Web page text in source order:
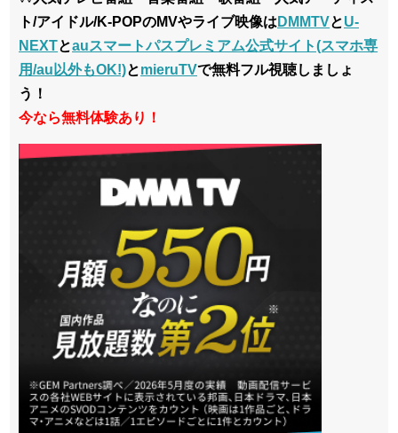
ト/アイドル/K-POPのMVやライブ映像は DMMTVとU-
NEXTとauスマートパスプレミアム公式サイト(スマホ専
用/au以外もOK!)とmieruTVで無料フル視聴しましょ
う ！
今なら無料体験あり！